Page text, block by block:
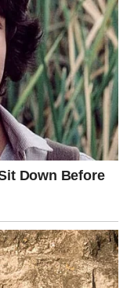
oko 2 cm i po
dijelove. Jedan
.
kalupa za rolice
Tijesto lagano
zamotalo.
obložen papirom
premažite svaku